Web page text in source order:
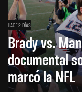
HACE 2 DÍAS
Brady vs.
documental
marcó la NFL